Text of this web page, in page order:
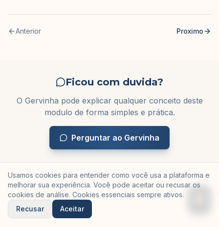
Anterior Proximo
Ficou com duvida?
O Gervinha pode explicar qualquer conceito deste
modulo de forma simples e prática.
Perguntar ao Gervinha
Usamos cookies para entender como você usa a plataforma e
melhorar sua experiência. Você pode aceitar ou recusar os
cookies de análise. Cookies essenciais sempre ativos.
Recusar
Aceitar